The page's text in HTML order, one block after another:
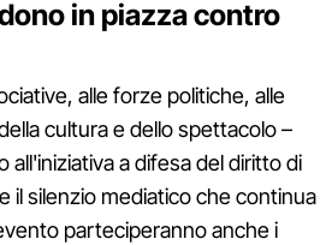
in piazza contro
alle forze politiche, alle
cultura e dello spettacolo –
a difesa del diritto di
il silenzio mediatico che continua
parteciperanno anche i